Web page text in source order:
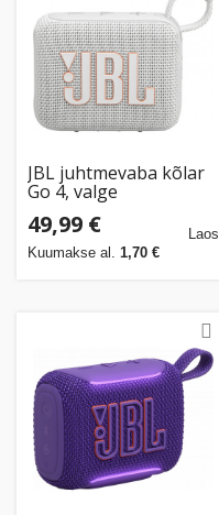
JBL juhtmevaba kõlar
Go 4, valge
49,99 €
Kuumakse al. 1,70 €
Laos